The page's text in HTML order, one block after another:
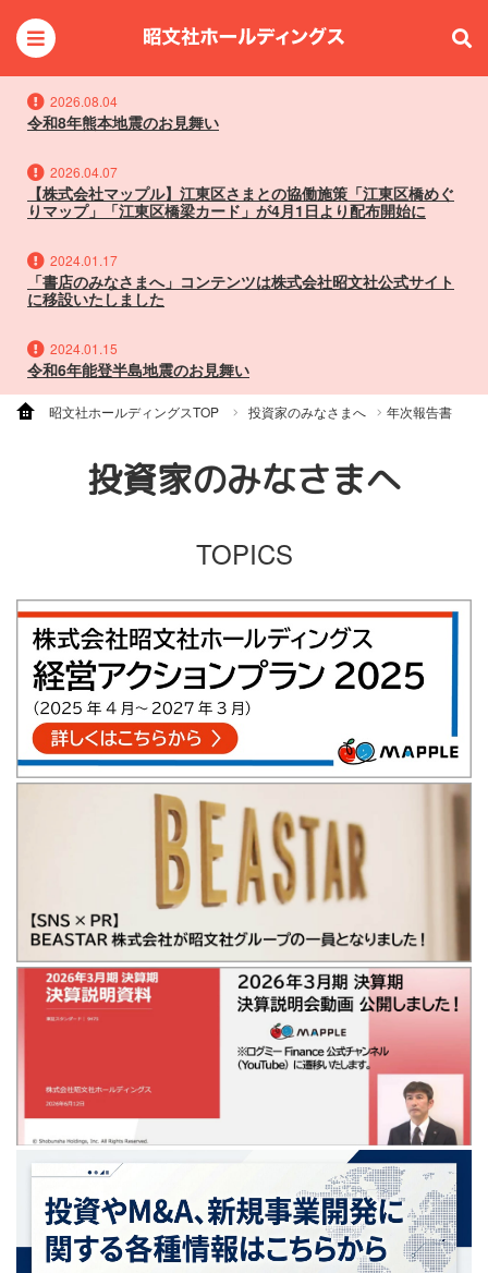
2026.08.04
令和8年熊本地震のお見舞い
2026.04.07
【株式会社マップル】江東区さまとの協働施策「江東区橋めぐ
りマップ」「江東区橋梁カード」が4月1日より配布開始に
2024.01.17
「書店のみなさまへ」コンテンツは株式会社昭文社公式サイト
に移設いたしました
2024.01.15
令和6年能登半島地震のお見舞い
昭文社ホールディングスTOP 投資家のみなさまへ 年次報告書
投資家のみなさまへ
TOPICS